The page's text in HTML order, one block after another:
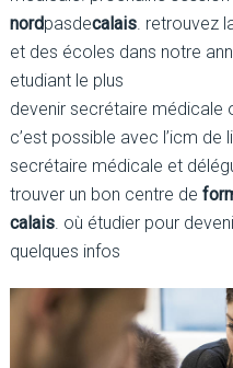
nordpasdecalais. retrouvez
et des écoles dans notre
etudiant le plus
devenir secrétaire médicale
c’est possible avec l’icm de
secrétaire médicale et
trouver un bon centre de
calais. où étudier pour
quelques infos